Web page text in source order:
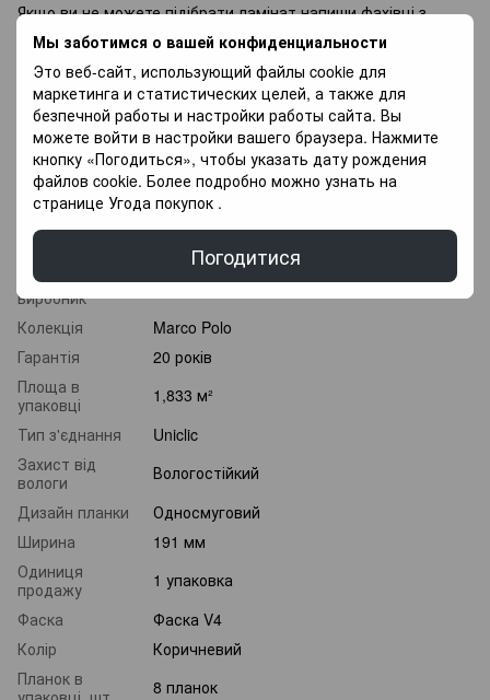
Мы заботимся о вашей конфиденциальности
Это веб-сайт, использующий файлы cookie для
маркетинга и статистических целей, а также для
безпечной работы и настройки работы сайта. Вы
можете войти в настройки вашего браузера. Нажмите
кнопку «Погодиться», чтобы указать дату рождения
файлов cookie. Более подробно можно узнать на
странице Угода покупок .
Погодитися
Якщо ви не можете підібрати ламінат напиши фахівці з
радістю Вам допоможуть у Виборі, так само у Вас є
можливість Придбати покриття для підлоги в оплату
частинами, і оплачувати різними платежами протягом 3
місяців.
Характеристики
Клас
32 клас
Країна
виробник
Туреччина
Колекція
Marco Polo
Гарантія
20 років
Площа в
упаковці
1,833 м²
Тип з'єднання
Uniclic
Захист від
вологи
Вологостійкий
Дизайн планки
Односмуговий
Ширина
191 мм
Одиниця
продажу
1 упаковка
Фаска
Фаска V4
Колір
Коричневий
Планок в
8 планок